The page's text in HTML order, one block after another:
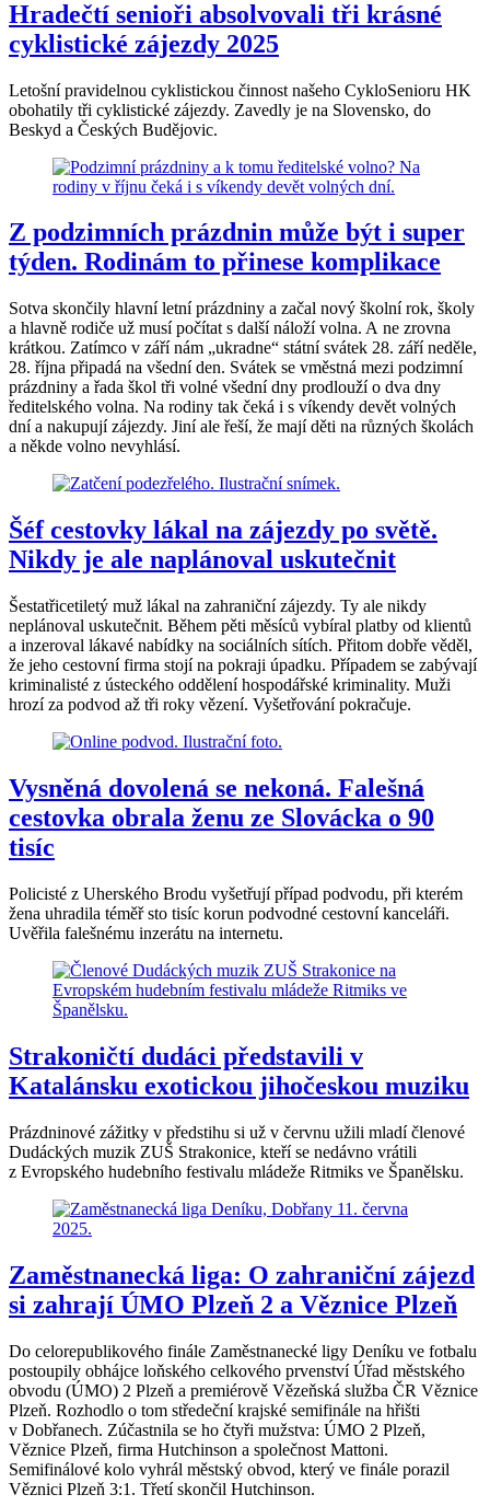
Hradečtí senioři absolvovali tři krásné
cyklistické zájezdy 2025
Letošní pravidelnou cyklistickou činnost našeho CykloSenioru HK
obohatily tři cyklistické zájezdy. Zavedly je na Slovensko, do
Beskyd a Českých Budějovic.
Z podzimních prázdnin může být i super
týden. Rodinám to přinese komplikace
Sotva skončily hlavní letní prázdniny a začal nový školní rok, školy
a hlavně rodiče už musí počítat s další náloží volna. A ne zrovna
krátkou. Zatímco v září nám „ukradne“ státní svátek 28. září neděle,
28. října připadá na všední den. Svátek se vměstná mezi podzimní
prázdniny a řada škol tři volné všední dny prodlouží o dva dny
ředitelského volna. Na rodiny tak čeká i s víkendy devět volných
dní a nakupují zájezdy. Jiní ale řeší, že mají děti na různých školách
a někde volno nevyhlásí.
Šéf cestovky lákal na zájezdy po světě.
Nikdy je ale naplánoval uskutečnit
Šestatřicetiletý muž lákal na zahraniční zájezdy. Ty ale nikdy
neplánoval uskutečnit. Během pěti měsíců vybíral platby od klientů
a inzeroval lákavé nabídky na sociálních sítích. Přitom dobře věděl,
že jeho cestovní firma stojí na pokraji úpadku. Případem se zabývají
kriminalisté z ústeckého oddělení hospodářské kriminality. Muži
hrozí za podvod až tři roky vězení. Vyšetřování pokračuje.
Vysněná dovolená se nekoná. Falešná
cestovka obrala ženu ze Slovácka o 90
tisíc
Policisté z Uherského Brodu vyšetřují případ podvodu, při kterém
žena uhradila téměř sto tisíc korun podvodné cestovní kanceláři.
Uvěřila falešnému inzerátu na internetu.
Strakoničtí dudáci představili v
Katalánsku exotickou jihočeskou muziku
Prázdninové zážitky v předstihu si už v červnu užili mladí členové
Dudáckých muzik ZUŠ Strakonice, kteří se nedávno vrátili
z Evropského hudebního festivalu mládeže Ritmiks ve Španělsku.
Zaměstnanecká liga: O zahraniční zájezd
si zahrají ÚMO Plzeň 2 a Věznice Plzeň
Do celorepublikového finále Zaměstnanecké ligy Deníku ve fotbalu
postoupily obhájce loňského celkového prvenství Úřad městského
obvodu (ÚMO) 2 Plzeň a premiérově Vězeňská služba ČR Věznice
Plzeň. Rozhodlo o tom středeční krajské semifinále na hřišti
v Dobřanech. Zúčastnila se ho čtyři mužstva: ÚMO 2 Plzeň,
Věznice Plzeň, firma Hutchinson a společnost Mattoni.
Semifinálové kolo vyhrál městský obvod, který ve finále porazil
Věznici Plzeň 3:1. Třetí skončil Hutchinson.